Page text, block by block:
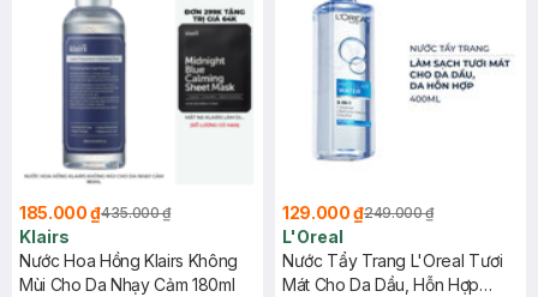
185.000 ₫435.000 ₫
Klairs
Nước Hoa Hồng Klairs Không
Mùi Cho Da Nhạy Cảm 180ml
129.000 ₫249.000 ₫
L'Oreal
Nước Tẩy Trang L'Oreal Tươi
Mát Cho Da Dầu, Hỗn Hợp